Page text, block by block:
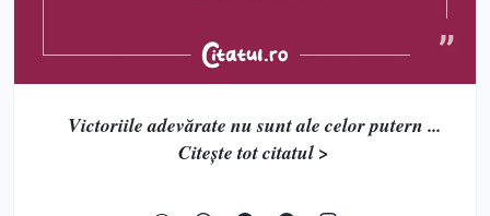
Victoriile adevărate nu sunt ale celor putern ...
Citește tot citatul >